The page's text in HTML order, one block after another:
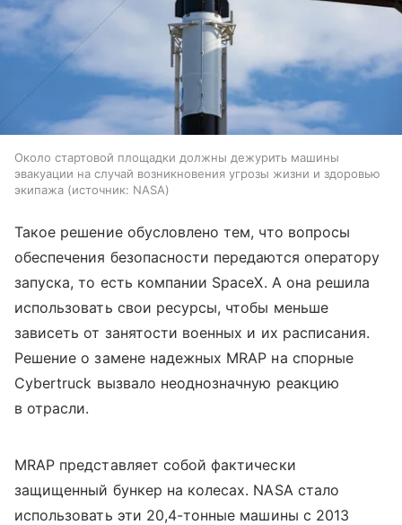
Около стартовой площадки должны дежурить машины
эвакуации на случай возникновения угрозы жизни и здоровью
экипажа
источник: NASA
Такое решение обусловлено тем, что вопросы
обеспечения безопасности передаются оператору
запуска, то есть компании SpaceX. А она решила
использовать свои ресурсы, чтобы меньше
зависеть от занятости военных и их расписания.
Решение о замене надежных MRAP на спорные
Cybertruck вызвало неоднозначную реакцию
в отрасли.
MRAP представляет собой фактически
защищенный бункер на колесах. NASA стало
использовать эти 20,4-тонные машины с 2013